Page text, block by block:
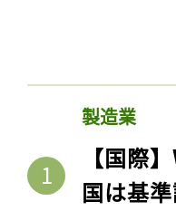
製造業
【国際
国は基